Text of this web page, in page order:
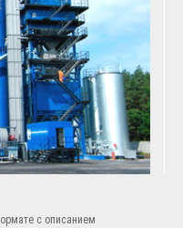
с описанием